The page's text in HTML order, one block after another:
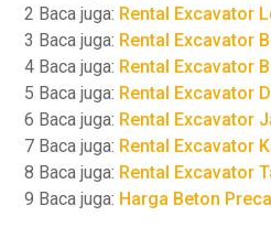
2 Baca juga: Rental Excavator
3 Baca juga: Rental Excavator
4 Baca juga: Rental Excavator
5 Baca juga: Rental Excavator
6 Baca juga: Rental Excavator
7 Baca juga: Rental Excavator
8 Baca juga: Rental Excavator
9 Baca juga: Harga Beton